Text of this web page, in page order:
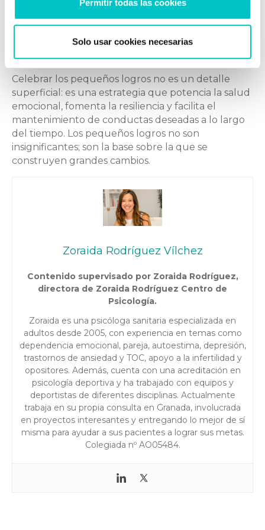
Permitir todas las cookies
Solo usar cookies necesarias
las pequeñas tareas logradas y celebrarlas
fortalece el bienestar emocional y potencia la
capacidad de alcanzar metas mayores.
Celebrar los pequeños logros no es un detalle
superficial: es una estrategia que potencia la salud
emocional, fomenta la resiliencia y facilita el
mantenimiento de conductas deseadas a lo largo
del tiempo. Los pequeños logros no son
insignificantes; son la base sobre la que se
construyen grandes cambios.
Zoraida Rodríguez Vílchez
Contenido supervisado por Zoraida Rodríguez,
directora de Zoraida Rodríguez Centro de
Psicología.
Zoraida es una psicóloga sanitaria especializada en
adultos desde 2005, con experiencia en temas como
dependencia emocional, pareja, autoestima, depresión,
trastornos de ansiedad y TOC, apoyo a la infertilidad y
opositores. Además, cuenta con una acreditación en
psicología deportiva y ha trabajado con equipos y
deportistas de diferentes disciplinas. Actualmente
trabaja en su propia consulta en Granada, involucrada
en proyectos interesantes y entregando lo mejor de sí
misma para ayudar a sus pacientes a lograr sus metas.
Colegiada nº AO05484.